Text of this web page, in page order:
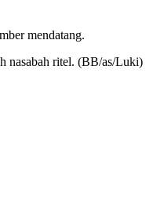
mendatang.
nasabah ritel. (BB/as/Luki)